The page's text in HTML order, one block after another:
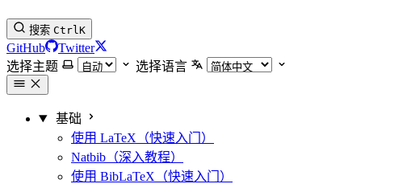
搜索 CtrlK
GitHub
Twitter
选择主题
选择语言
基础
使用 LaTeX（快速入门）
Natbib（深入教程）
使用 BibLaTeX（快速入门）